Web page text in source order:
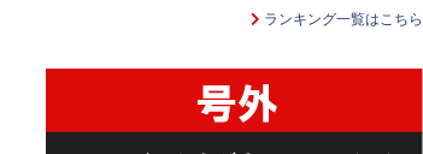
ランキング一覧はこちら